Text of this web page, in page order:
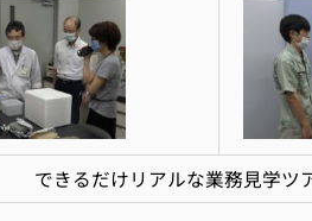
できるだけリアルな業務見学ツ